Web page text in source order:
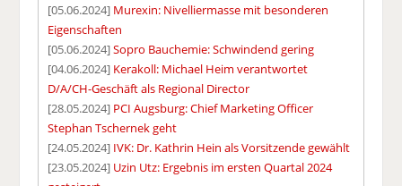
[05.06.2024] Murexin: Nivelliermasse mit besonderen
Eigenschaften
[05.06.2024]Sopro Bauchemie: Schwindend gering
[04.06.2024] Kerakoll: Michael Heim verantwortet
D/A/CH-Geschäft als Regional Director
[28.05.2024] PCI Augsburg: Chief Marketing Officer
Stephan Tschernek geht
[24.05.2024] IVK: Dr. Kathrin Hein als Vorsitzende gewählt
[23.05.2024] Uzin Utz: Ergebnis im ersten Quartal 2024